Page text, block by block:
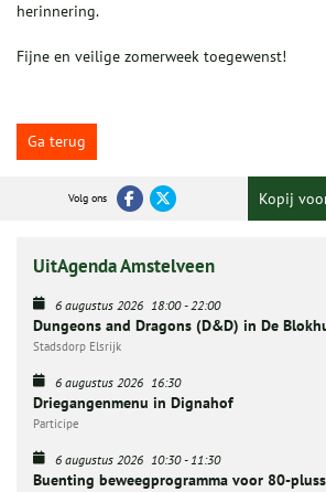
herinnering.
Fijne en veilige zomerweek toegewenst!
Ga terug
Volg ons Kopij
UitAgenda Amstelveen
6 augustus 2026 18:00-22:00
Dungeons and Dragons (D&D) in De
Stadsdorp Elsrijk
6 augustus 2026 16:30
Driegangenmenu in Dignahof
Participe
6 augustus 2026 10:30-11:30
Buenting beweegprogramma voor 80-